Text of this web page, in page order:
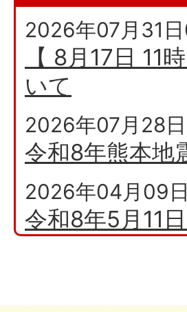
2026年07月31
【 8月17日 11
いて
2026年07月28
令和8年熊本地
2026年04月09
令和8年5月11